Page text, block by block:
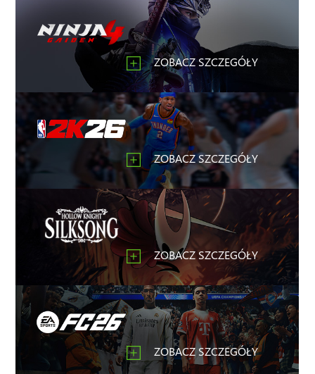
ZOBACZ SZCZEGÓŁY
ZOBACZ SZCZEGÓŁY
ZOBACZ SZCZEGÓŁY
ZOBACZ SZCZEGÓŁY